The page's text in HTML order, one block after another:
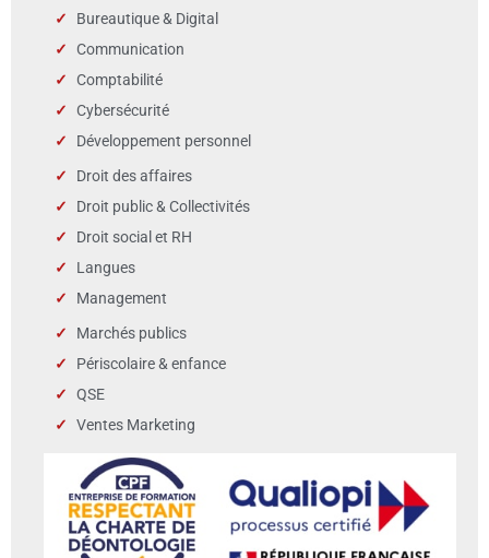
Bureautique & Digital
Communication
Comptabilité
Cybersécurité
Développement personnel
Droit des affaires
Droit public & Collectivités
Droit social et RH
Langues
Management
Marchés publics
Périscolaire & enfance
QSE
Ventes Marketing